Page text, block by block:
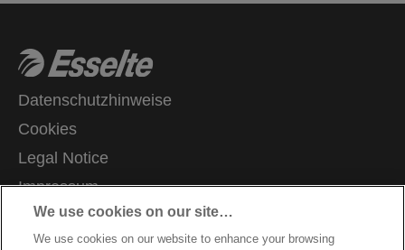
Datenschutzhinweise
Cookies
Legal Notice
Impressum
Meine Daten verwalten
Kundenservice
We use cookies on our site…
We use cookies on our website to enhance your browsing